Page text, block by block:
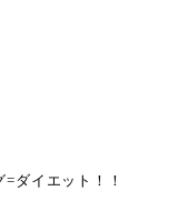
ダイエット！！